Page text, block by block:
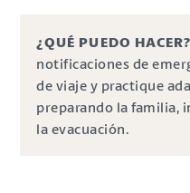
¿QUÉ PUEDO HACER?
notificaciones de
de viaje y practique
preparando la familia,
la evacuación.